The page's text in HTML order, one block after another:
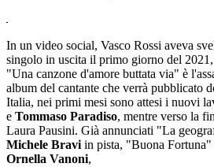
In un video social, Vasco Rossi aveva
singolo in uscita il primo giorno del
"Una canzone d'amore buttata via" è
album del cantante che verrà pubblicato
Italia, nei primi mesi sono attesi i nuovi
e Tommaso Paradiso, mentre verso la
Laura Pausini. Già annunciati "La
Michele Bravi in pista, "Buona Fortuna"
Ornella Vanoni,